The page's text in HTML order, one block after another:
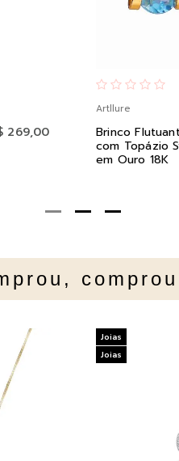
269,00
Artllure
Brinco
com Topázio
em Ouro 18K
Joias
Joias